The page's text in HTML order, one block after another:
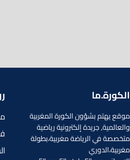
الكورة.ما
موقع يهتم بشؤون الكورة المغربية
والعالمية, جريدة إلكترونية رياضية
متخصصة في الرياضة مغربية،بطولة
مغربية،الدوري